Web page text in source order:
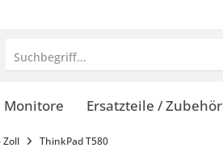
Suchbegriff...
Monitore Ersatzteile / Zubehör
Zoll ThinkPad T580